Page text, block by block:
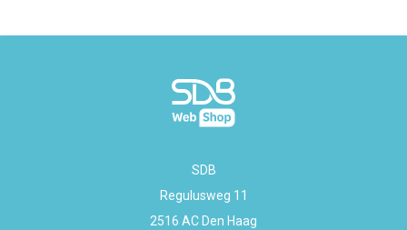
SDB
Regulusweg 11
2516 AC Den Haag